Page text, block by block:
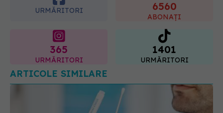
365
URMĂRITORI
1401
URMĂRITORI
ARTICOLE SIMILARE